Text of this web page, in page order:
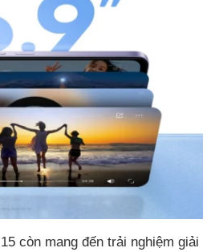
còn mang đến trải nghiệm giải